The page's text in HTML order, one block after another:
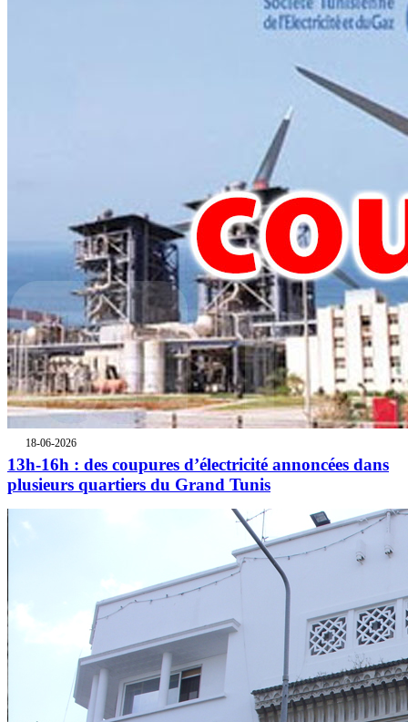
18-06-2026
13h-16h : des coupures d’électricité annoncées dans
plusieurs quartiers du Grand Tunis